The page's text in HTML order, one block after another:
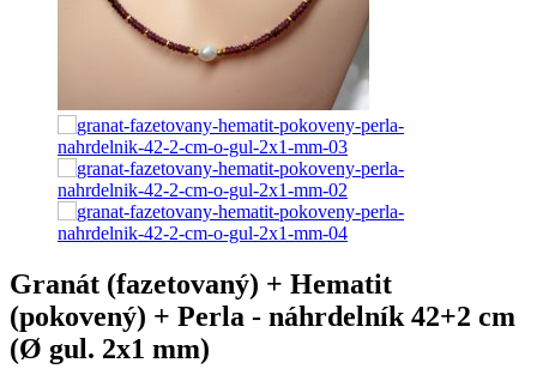
Granát (fazetovaný) + Hematit
(pokovený) + Perla - náhrdelník 42+2 cm
(Ø gul. 2x1 mm)